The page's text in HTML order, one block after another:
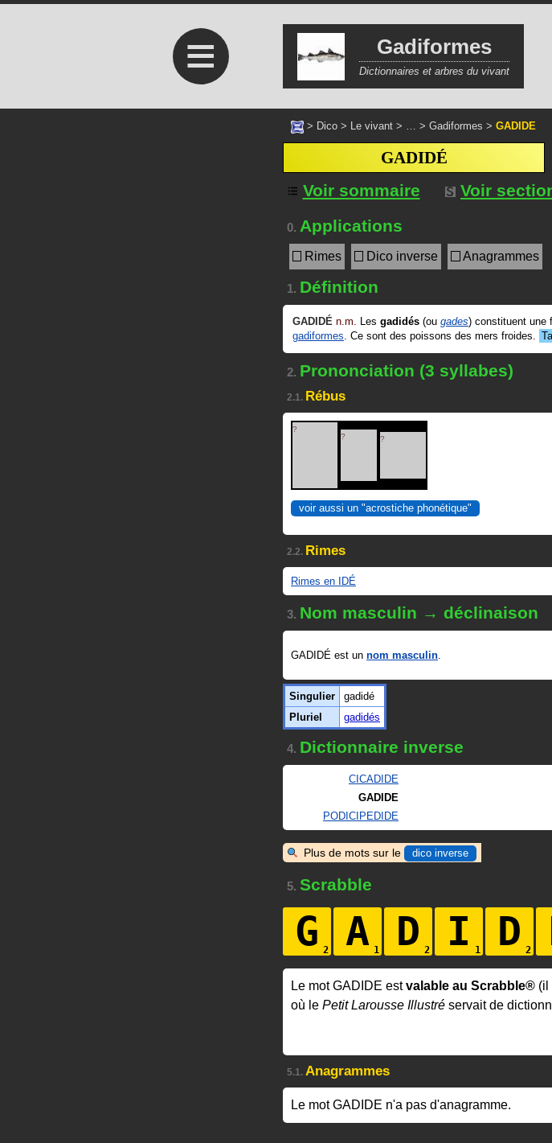
≡ Gadiformes
Dictionnaires et arbres du vivant
> Dico > Le vivant > … > Gadiformes > GADIDE
GADIDÉ
Voir sommaire
Voir
0. Applications
Rimes Dico inverse Anagrammes
1. Définition
GADIDÉ n.m. Les gadidés (ou gades) constituent une
gadiformes. Ce sont des poissons des mers froides.
2. Prononciation (3 syllabes)
2.1. Rébus
?
?
?
voir aussi un "acrostiche phonétique"
2.2. Rimes
Rimes en IDÉ
3. Nom masculin → déclinaison
GADIDÉ est un nom masculin.
Singulier
gadidé
Pluriel
gadidés
4. Dictionnaire inverse
CICADIDE
GADIDE
PODICIPEDIDE
Plus de mots sur le dico inverse
5. Scrabble
G A D I D
Le mot GADIDE estvalable au Scrabble® (il
où le Petit Larousse Illustré servait de
5.1. Anagrammes
Le mot GADIDE n'a pas d'anagramme.